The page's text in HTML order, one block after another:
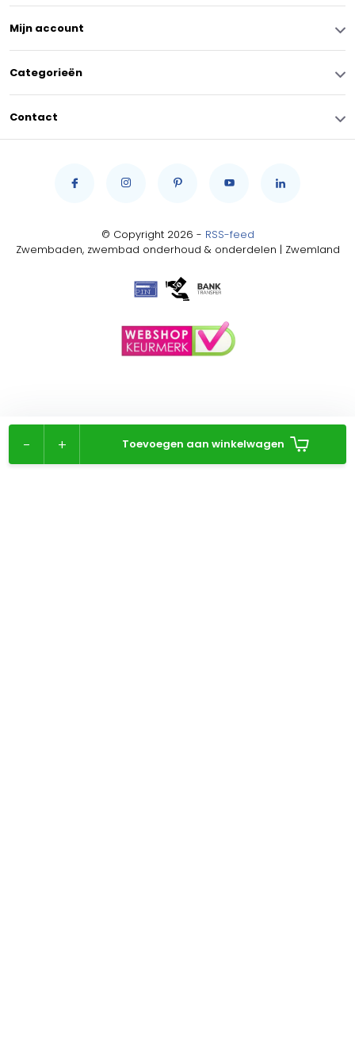
+
- Toevoegen aan winkelwagen
Mijn account
Categorieën
Contact
© Copyright 2026 - RSS-feed
Zwembaden, zwembad onderhoud & onderdelen | Zwemland